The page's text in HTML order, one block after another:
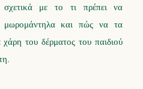
σχετικά με το τι πρέπει να
μωρομάντηλα και πώς να τα
του δέρματος του παιδιού